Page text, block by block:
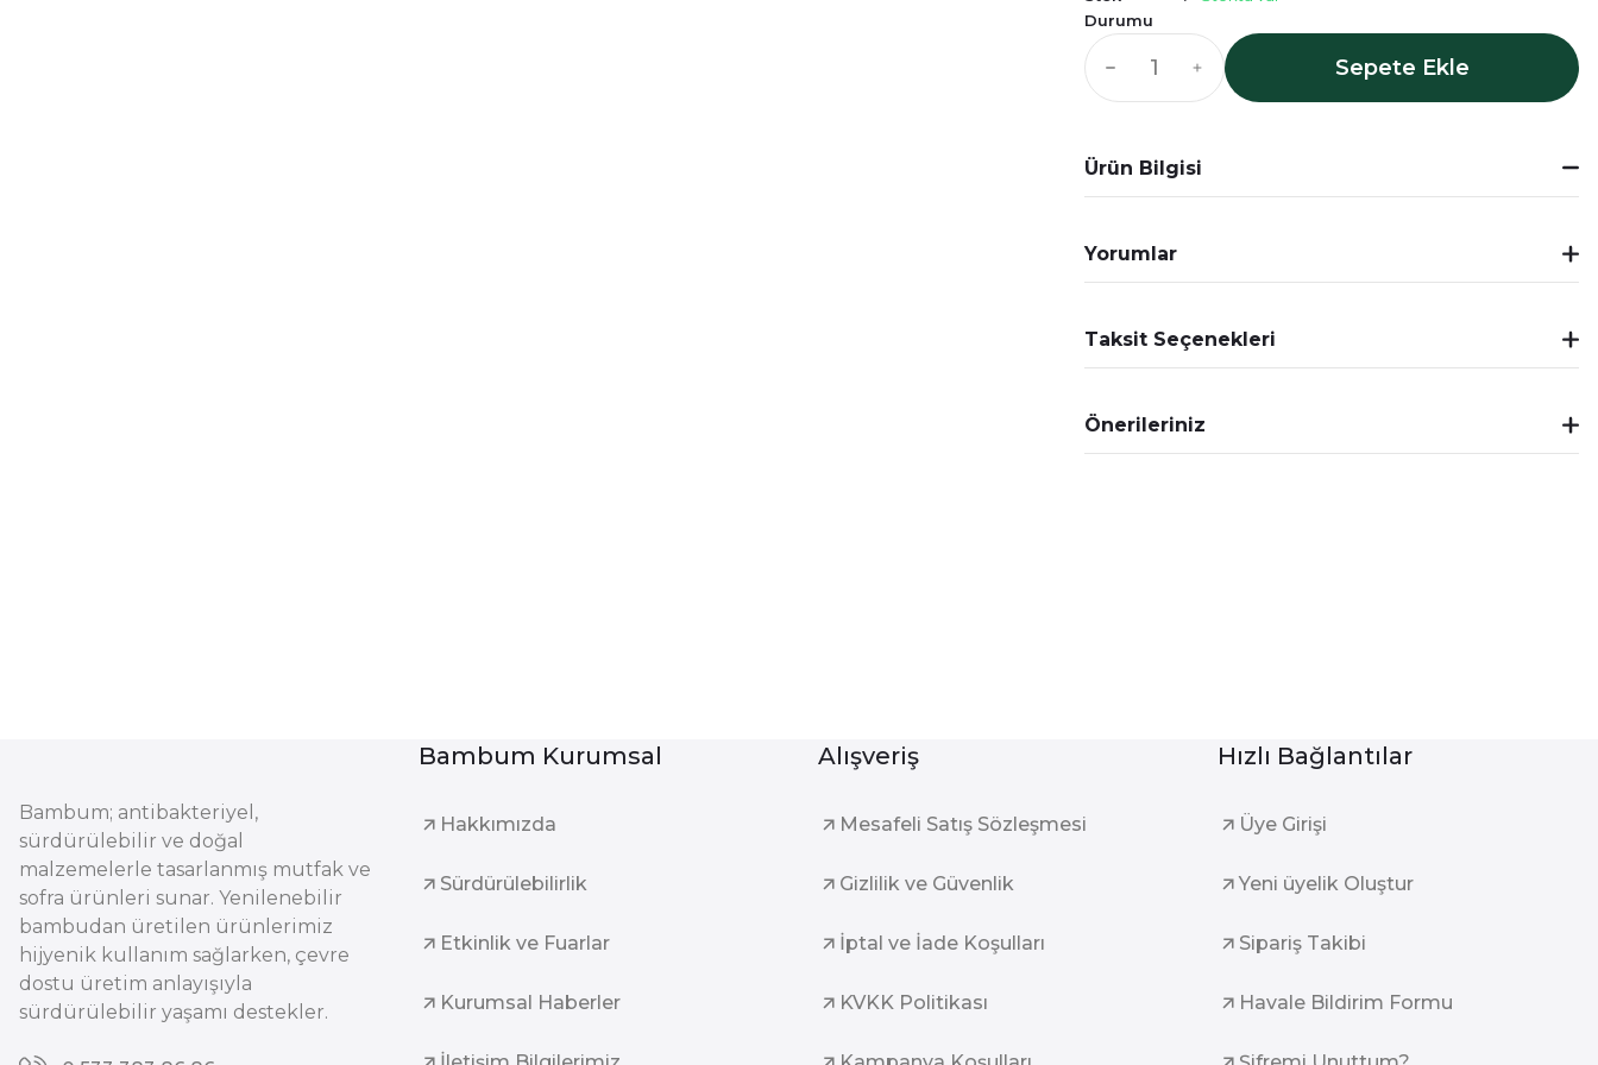
Durumu
Sepete Ekle
Ürün Bilgisi
Yorumlar
Taksit Seçenekleri
Önerileriniz
Bambum; antibakteriyel,
sürdürülebilir ve doğal
malzemelerle tasarlanmış mutfak ve
sofra ürünleri sunar. Yenilenebilir
bambudan üretilen ürünlerimiz
hijyenik kullanım sağlarken, çevre
dostu üretim anlayışıyla
sürdürülebilir yaşamı destekler.
Bambum Kurumsal
Hakkımızda
Sürdürülebilirlik
Etkinlik ve Fuarlar
Kurumsal Haberler
Alışveriş
Mesafeli Satış Sözleşmesi
Gizlilik ve Güvenlik
İptal ve İade Koşulları
KVKK Politikası
Hızlı Bağlantılar
Üye Girişi
Yeni üyelik Oluştur
Sipariş Takibi
Havale Bildirim Formu